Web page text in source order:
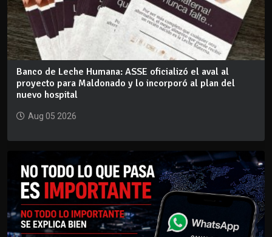
Banco de Leche Humana: ASSE oficializó el aval al
proyecto para Maldonado y lo incorporó al plan del
nuevo hospital
Aug 05 2026